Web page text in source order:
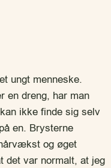
ungt menneske.
en dreng, har man
ikke finde sig selv
en. Brysterne
og øget
det var normalt, at jeg